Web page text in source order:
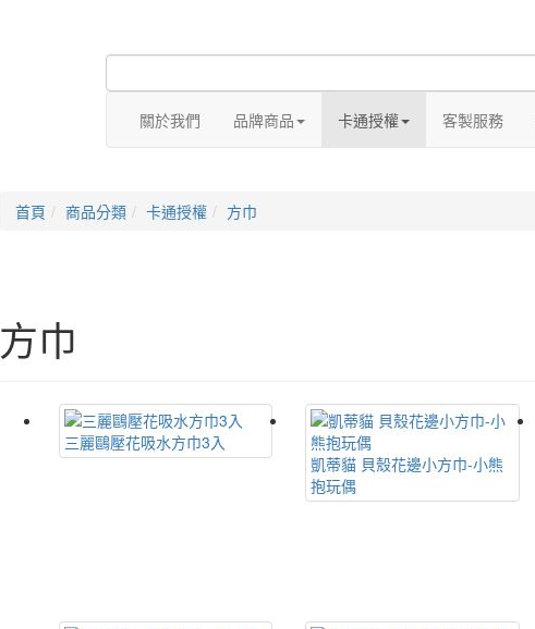
關於我們 品牌商品 卡通授權 客製服務
首頁 商品分類 卡通授權 方巾
方巾
三麗鷗壓花吸水方巾3入
凱蒂貓 貝殼花邊小方巾-小熊
抱玩偶